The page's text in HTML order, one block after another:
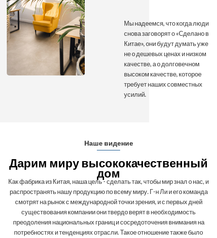
Мы надеемся, что когда люди
снова заговорят о «Сделано в
Китае», они будут думать уже
не о дешевых ценах и низком
качестве, а о долговечном
высоком качестве, которое
требует наших совместных
усилий.
Наше видение
Дарим миру высококачественный
дом
Как фабрика из Китая, наша цель - сделать так, чтобы мир знал о нас, и
распространять нашу продукцию по всему миру. Г-н Ли и его команда
смотрят на рынок с международной точки зрения, и с первых дней
существования компании они твердо верят в необходимость
преодоления национальных границ и сосредоточения внимания на
потребностях и тенденциях отрасли. Такое отношение также было